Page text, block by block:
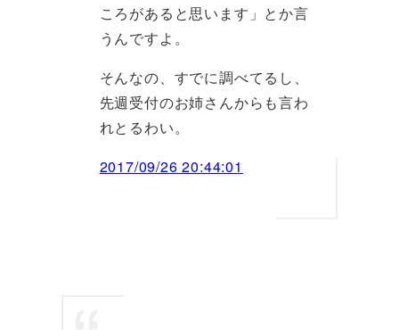
ころがあると思います」とか言
うんですよ。
そんなの、すでに調べてるし、
先週受付のお姉さんからも言わ
れとるわい。
2017/09/26 20:44:01